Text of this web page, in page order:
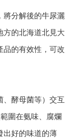
將分解後的牛尿灑
方的北海道北見大
品的有效性，可改
、酵母菌等）交互
圍在氨味、腐爛
出好的味道的薄